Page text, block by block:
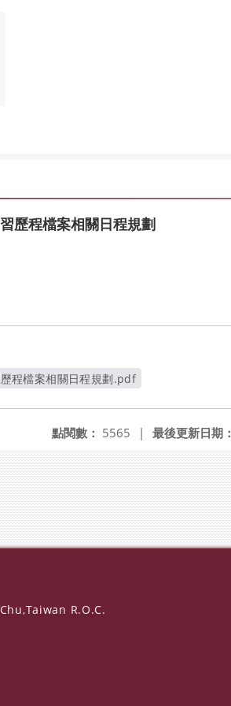
歷程檔案相關日程規劃
程檔案相關日程規劃.pdf
最後更新日期：
點閱數： 5565 |
R.O.C.